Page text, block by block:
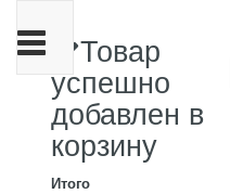
Товар
успешно
добавлен в
корзину
Итого
Переключить
навигации